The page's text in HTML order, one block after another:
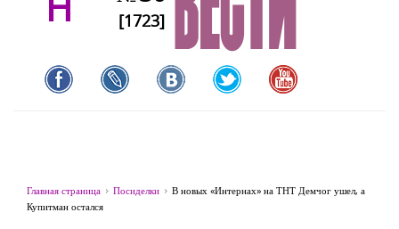
[1723]
Главная страница Посиделки
В новых «Интернах» на ТНТ Демчог ушел, а
Купитман остался